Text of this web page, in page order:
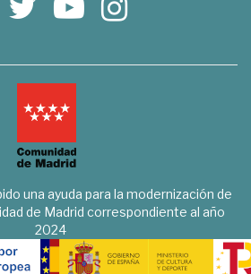
una ayuda para la modernización de
de Madrid correspondiente al año
2024